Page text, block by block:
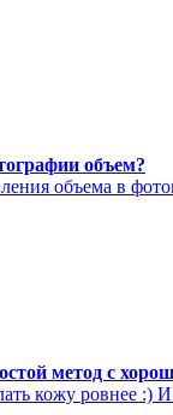
объем?
объема в
метод с
кожу ровнее :)